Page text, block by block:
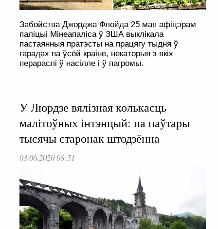
Забойства Джорджа Флойда 25 мая афіцэрам
паліцыі Мінеапаліса ў ЗША выклікала
пастаянныя пратэсты на працягу тыдня ў
гарадах па ўсёй краіне, некаторыя з якіх
перараслі ў насілле і ў пагромы.
У Люрдзе вялізная колькасць
малітоўных інтэнцый: па паўтары
тысячы старонак штодзённа
03.06.2020 08:51